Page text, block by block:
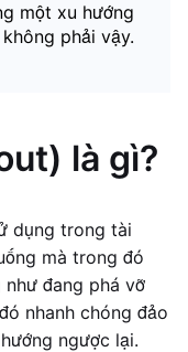
một xu hướng
phải vậy.
là gì?
dụng trong tài
mà trong đó
đang phá vỡ
nhanh chóng đảo
ngược lại.